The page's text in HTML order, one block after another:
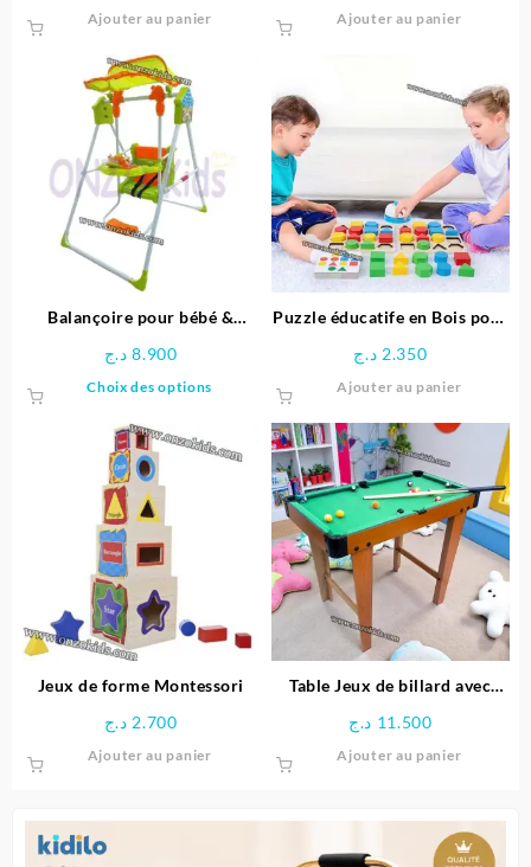
Ajouter au panier Ajouter au panier
Balançoire pour bébé &
8.900 د.ج
Choix des options
plusieurs
variations.
peuvent
choisies
sur
page
Puzzle éducatife en Bois pour
2.350 د.ج
Ajouter au panier
Jeux de forme Montessori
2.700 د.ج
Ajouter au panier
Table Jeux de billard avec
11.500 د.ج
Ajouter au panier